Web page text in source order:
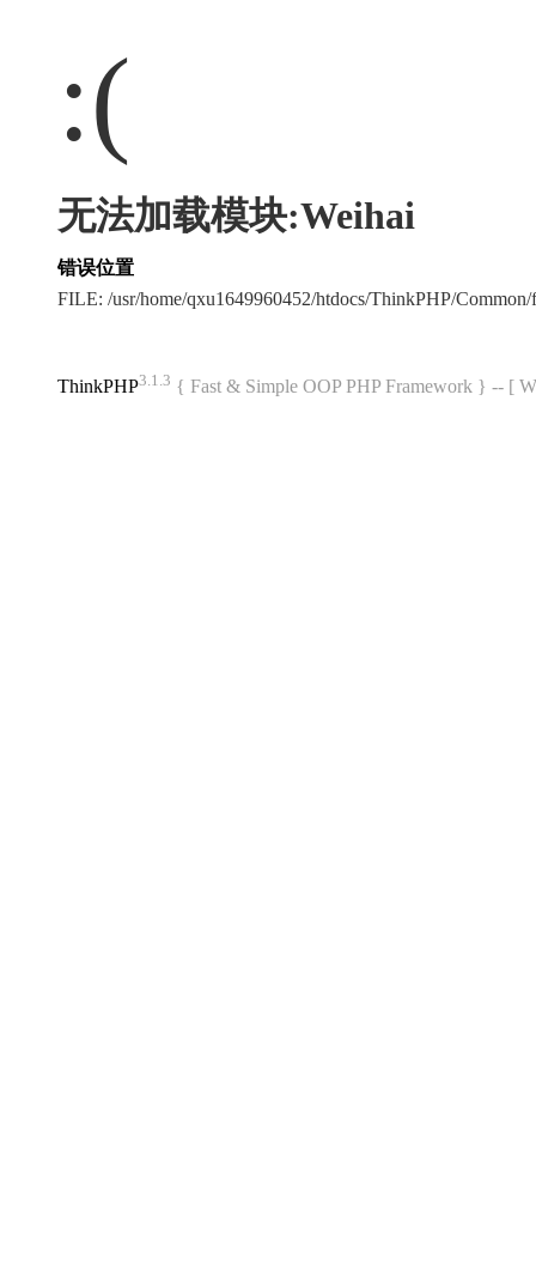
:(
无法加载模块:Weihai
错误位置
FILE: /usr/home/qxu1649960452/htdocs/ThinkPHP/
ThinkPHP3.1.3 { Fast & Simple OOP PHP Framework } -- [